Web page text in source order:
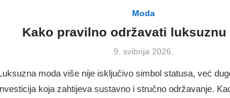
Moda
Kako pravilno održavati luksuznu
Posted
9. svibnja 2026.
moda više nije isključivo simbol statusa, već
koja zahtijeva sustavno i stručno održavanje.